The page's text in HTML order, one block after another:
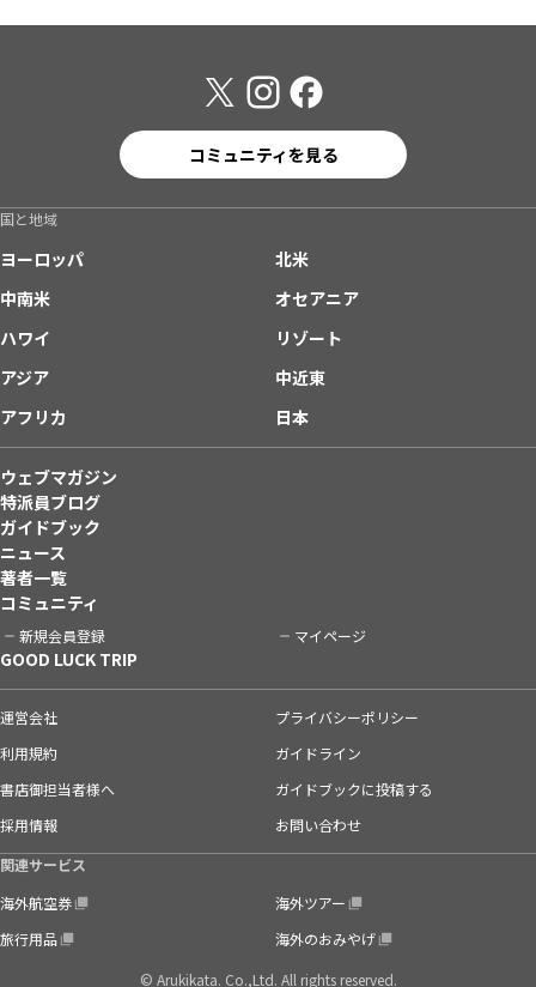
コミュニティを見る
国と地域
ヨーロッパ
北米
中南米
オセアニア
ハワイ
リゾート
アジア
中近東
アフリカ
日本
ウェブマガジン
特派員ブログ
ガイドブック
ニュース
著者一覧
コミュニティ
新規会員登録 マイページ
GOOD LUCK TRIP
運営会社
プライバシーポリシー
利用規約
ガイドライン
書店御担当者様へ
ガイドブックに投稿する
採用情報
お問い合わせ
関連サービス
海外航空券
海外ツアー
旅行用品
海外のおみやげ
© Arukikata. Co.,Ltd. All rights reserved.